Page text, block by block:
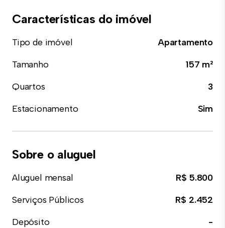
Características do imóvel
Tipo de imóvel
Apartamento
Tamanho
157 m²
Quartos
3
Estacionamento
Sim
Sobre o aluguel
Aluguel mensal
R$ 5.800
Serviços Públicos
R$ 2.452
Depósito
-